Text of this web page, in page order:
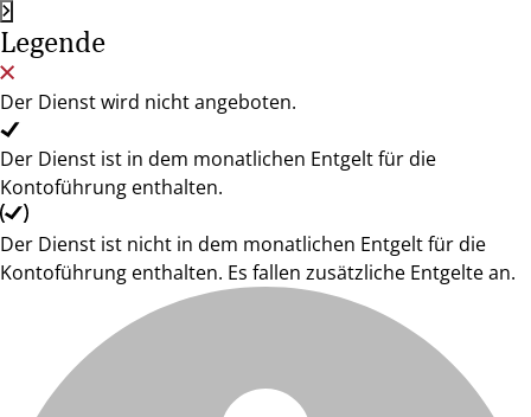
Legende
Der Dienst wird nicht angeboten.
Der Dienst ist in dem monatlichen Entgelt für die
Kontoführung enthalten.
Der Dienst ist nicht in dem monatlichen Entgelt für die
Kontoführung enthalten. Es fallen zusätzliche Entgelte an.